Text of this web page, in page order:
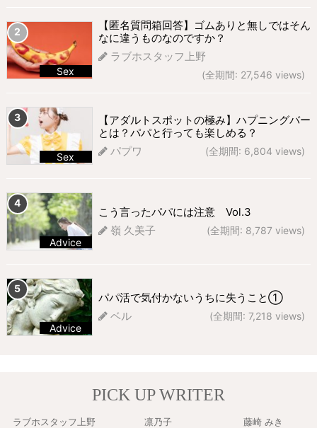
Sex
【匿名質問箱回答】ゴムありと無しではそん
なに違うものなのですか？
ラブホスタッフ上野
(全期間: 27,546 views)
Sex
【アダルトスポットの極み】ハプニングバー
とは？パパと行っても楽しめる？
パプワ
(全期間: 6,804 views)
Advice
こう言ったパパには注意 Vol.3
嶺 久美子
(全期間: 8,787 views)
Advice
パパ活で気付かないうちに失うこと①
ベル
(全期間: 7,218 views)
PICK UP WRITER
ラブホスタッフ上野 凛乃子 藤崎 みき